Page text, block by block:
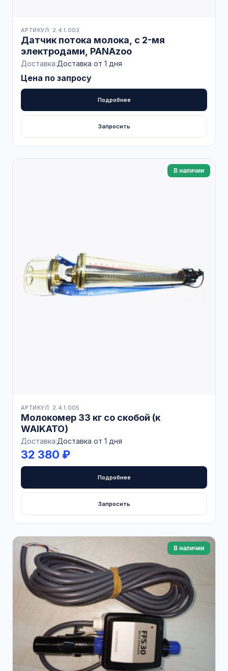
АРТИКУЛ: 2.4.1.003
Датчик потока молока, с 2-мя
электродами, PANAzoo
Доставка:Доставка от 1 дня
Цена по запросу
Подробнее
Запросить
В наличии
АРТИКУЛ: 2.4.1.005
Молокомер 33 кг со скобой (к
WAIKATO)
Доставка:Доставка от 1 дня
32 380 ₽
Подробнее
Запросить
В наличии